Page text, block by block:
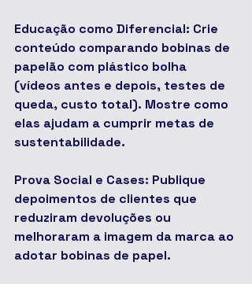
Educação como Diferencial: Crie
conteúdo comparando bobinas de
papelão com plástico bolha
(vídeos antes e depois, testes de
queda, custo total). Mostre como
elas ajudam a cumprir metas de
sustentabilidade.
Prova Social e Cases: Publique
depoimentos de clientes que
reduziram devoluções ou
melhoraram a imagem da marca ao
adotar bobinas de papel.